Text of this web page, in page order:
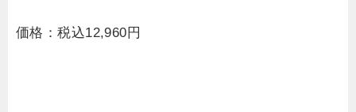
価格：税込12,960円